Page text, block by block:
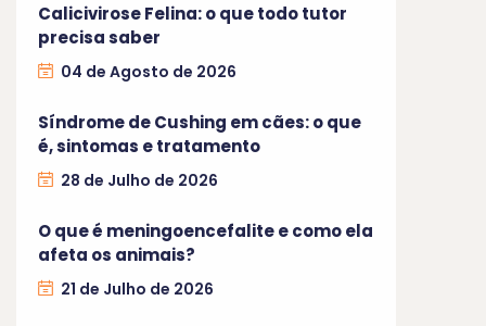
Calicivirose Felina: o que todo tutor
precisa saber
04 de Agosto de 2026
Síndrome de Cushing em cães: o que
é, sintomas e tratamento
28 de Julho de 2026
O que é meningoencefalite e como ela
afeta os animais?
21 de Julho de 2026